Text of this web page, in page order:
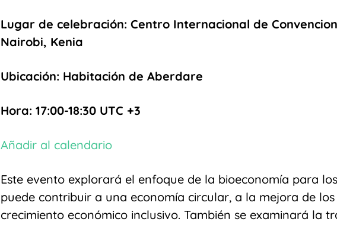
Lugar de celebración: Centro Internacional de
Nairobi, Kenia
Ubicación: Habitación de Aberdare
Hora: 17:00-18:30 UTC +3
Añadir al calendario
Este evento explorará el enfoque de la bioeconomía para
puede contribuir a una economía circular, a la mejora de
crecimiento económico inclusivo. También se examinará la